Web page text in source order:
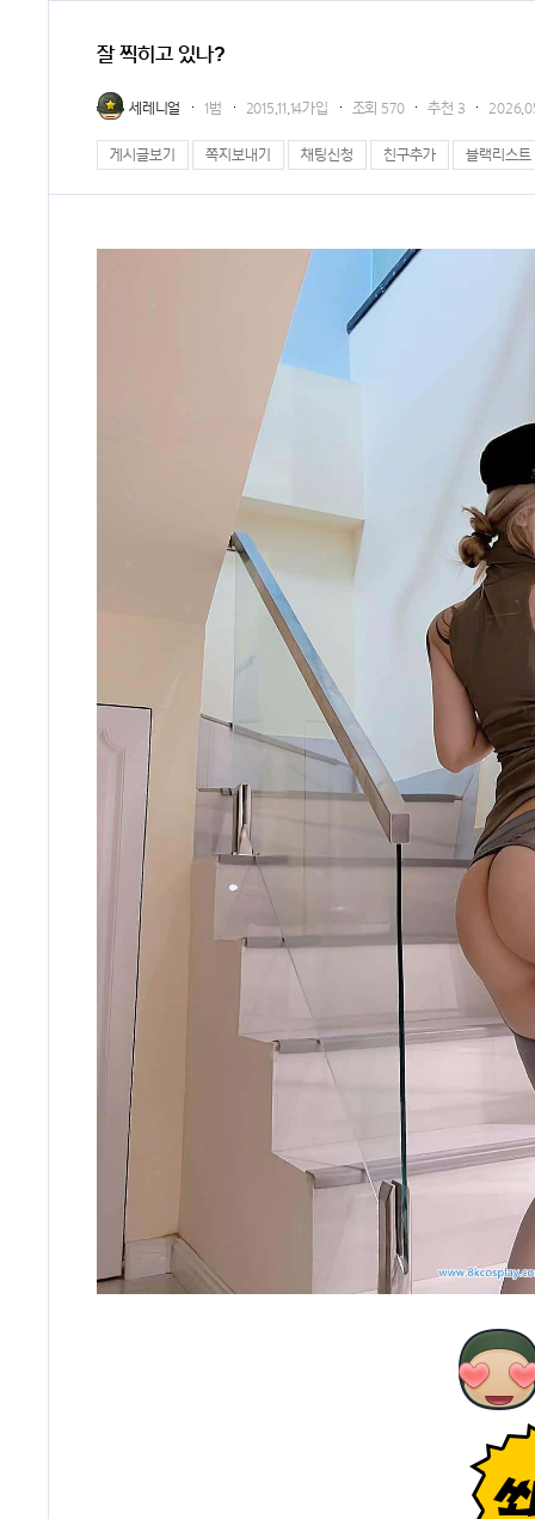
잘 찍히고 있나?
세레니얼 1범 2015.11.14가입 조회 570 추천 3
게시글보기 쪽지보내기 채팅신청 친구추가 블랙리스트